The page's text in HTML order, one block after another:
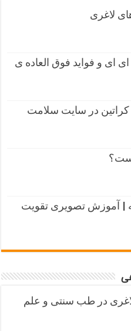
لاغری
ای و فواید فوق العاده ی
در سایت سلامت
| آموزش تصویری تقویت
در طب سنتی و علم